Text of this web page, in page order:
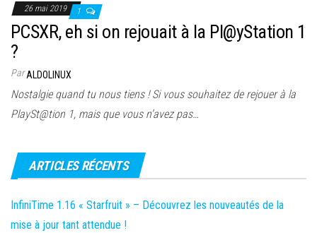
26 mai 2019 1
PCSXR, eh si on rejouait à la Pl@yStation 1
?
ParALDOLINUX
Nostalgie quand tu nous tiens ! Si vous souhaitez de rejouer à la
PlaySt@tion 1, mais que vous n’avez pas…
ARTICLES RÉCENTS
InfiniTime 1.16 « Starfruit » – Découvrez les nouveautés de la
mise à jour tant attendue !